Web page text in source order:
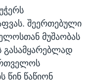
შეერთებული
მუშაობას
გასამყარებლად
წინ წაწიონ